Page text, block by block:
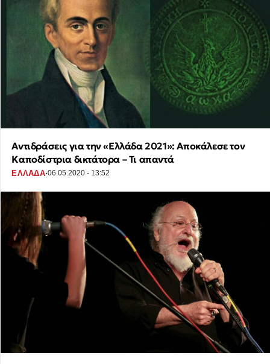
Αντιδράσεις για την «Ελλάδα 2021»: Αποκάλεσε τον
Καποδίστρια δικτάτορα – Τι απαντά
ΕΛΛΑΔΑ·06.05.2020 - 13:52